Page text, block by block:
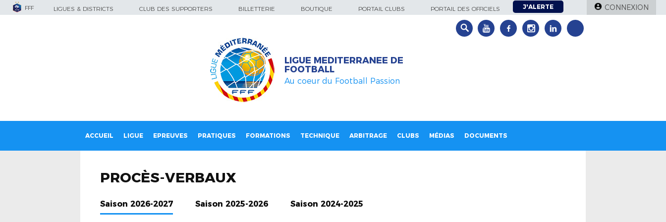
FFF LIGUES & DISTRICTS CLUB DES SUPPORTERS BILLETTERIE BOUTIQUE PORTAIL CLUBS PORTAIL DES OFFICIELS J'ALERTE CONNEXION
LIGUE MEDITERRANEE DE
FOOTBALL
Au coeur du Football Passion
ACCUEIL LIGUE EPREUVES PRATIQUES FORMATIONS TECHNIQUE ARBITRAGE CLUBS MÉDIAS DOCUMENTS
PROCÈS-VERBAUX
Saison 2026-2027 Saison 2025-2026 Saison 2024-2025